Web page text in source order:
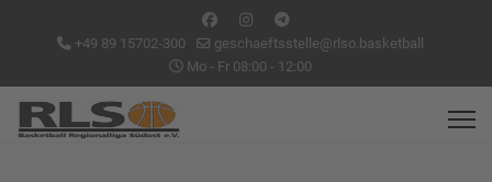
+49 89 15702-300
geschaeftsstelle@rlso.basketball
Mo - Fr 08:00 - 12:00